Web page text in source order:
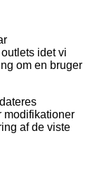
idet vi
om en bruger
modifikationer
af de viste